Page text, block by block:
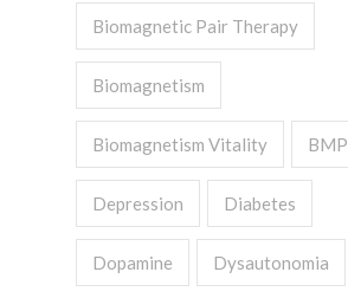
Biomagnetic Pair Therapy
Biomagnetism
Biomagnetism Vitality BMP
Depression Diabetes
Dopamine Dysautonomia